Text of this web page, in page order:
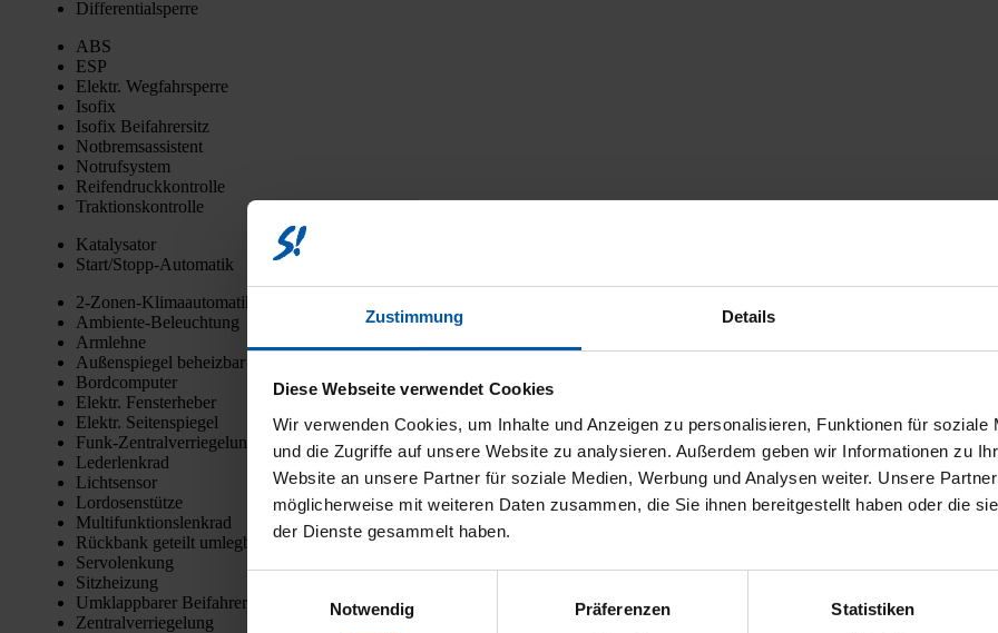
Zustimmung Details
Diese Webseite verwendet Cookies
Wir verwenden Cookies, um Inhalte und Anzeigen zu personalisieren, Funktionen für soziale
und die Zugriffe auf unsere Website zu analysieren. Außerdem geben wir Informationen zu
Website an unsere Partner für soziale Medien, Werbung und Analysen weiter. Unsere
möglicherweise mit weiteren Daten zusammen, die Sie ihnen bereitgestellt haben oder die
der Dienste gesammelt haben.
Notwendig
Präferenzen Statistiken
Dif­fe­ren­ti­al­sper­re
ABS
ESP
Elektr. Weg­fahr­sper­re
Iso­fix
Iso­fix Bei­fah­rer­sitz
Not­brems­as­sis­tent
Not­ruf­sys­tem
Rei­fen­druck­kon­trol­le
Trak­ti­ons­kon­trol­le
Kata­ly­sa­tor
Star­t/­Stopp-Auto­ma­tik
2‑Zo­nen-Kli­ma­au­to­ma­tik
Ambi­en­te-Beleuch­tung
Arm­leh­ne
Außen­spie­gel beheiz­bar
Bord­com­pu­ter
Elektr. Fens­ter­he­ber
Elektr. Sei­ten­spie­gel
Funk-Zen­tral­ver­rie­ge­lung
Leder­lenk­rad
Licht­sen­sor
Lor­do­sen­stüt­ze
Mul­ti­funk­ti­ons­lenk­rad
Rück­bank geteilt umleg­bar
Ser­vo­len­kung
Sitz­hei­zung
Umklapp­ba­rer Bei­fah­rer­sitz
Zen­tral­ver­rie­ge­lung